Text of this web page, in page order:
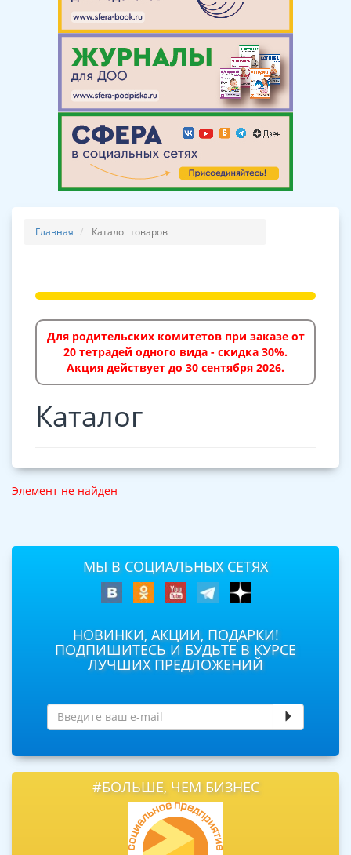
Главная Каталог товаров
Для родительских комитетов при заказе от
20 тетрадей одного вида - скидка 30%.
Акция действует до 30 сентября 2026.
Каталог
Элемент не найден
МЫ В СОЦИАЛЬНЫХ СЕТЯХ
НОВИНКИ, АКЦИИ, ПОДАРКИ!
ПОДПИШИТЕСЬ И БУДЬТЕ В КУРСЕ
ЛУЧШИХ ПРЕДЛОЖЕНИЙ
#БОЛЬШЕ, ЧЕМ БИЗНЕС